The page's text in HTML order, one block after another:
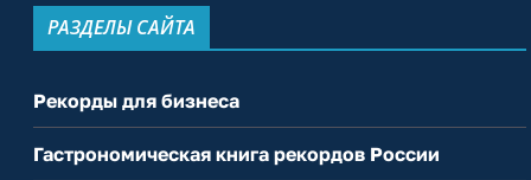
РАЗДЕЛЫ САЙТА
Рекорды для бизнеса
Гастрономическая книга рекордов России